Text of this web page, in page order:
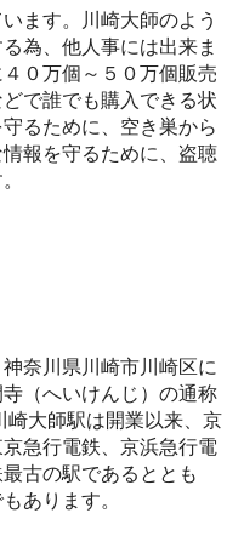
ます。川崎大師のよう
為、他人事には出来ま
０万個～５０万個販売
で誰でも購入できる状
るために、空き巣から
報を守るために、盗聴
奈川県川崎市川崎区に
（へいけんじ）の通称
崎大師駅は開業以来、京
急行電鉄、京浜急行電
古の駅であるととも
あります。